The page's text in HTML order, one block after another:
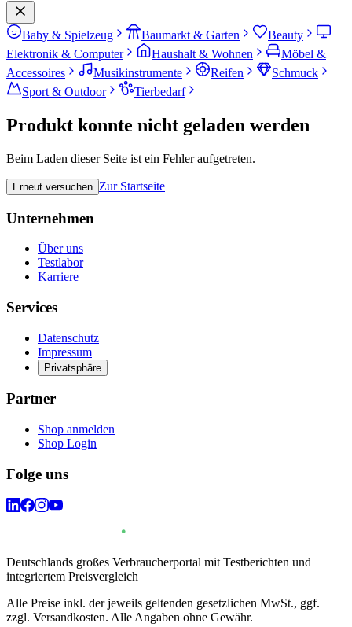
Baby & Spielzeug Baumarkt & Garten
Beauty
Elektronik & Computer
Haushalt & Wohnen
Möbel &
Accessoires
Musikinstrumente Reifen
Schmuck
Sport & Outdoor
Tierbedarf
Produkt konnte nicht geladen werden
Beim Laden dieser Seite ist ein Fehler aufgetreten.
Erneut versuchen Zur Startseite
Unternehmen
Über uns
Testlabor
Karriere
Services
Datenschutz
Impressum
Privatsphäre
Partner
Shop anmelden
Shop Login
Folge uns
Deutschlands großes Verbraucherportal mit Testberichten und
integriertem Preisvergleich
Alle Preise inkl. der jeweils geltenden gesetzlichen MwSt., ggf.
zzgl. Versandkosten. Alle Angaben ohne Gewähr.